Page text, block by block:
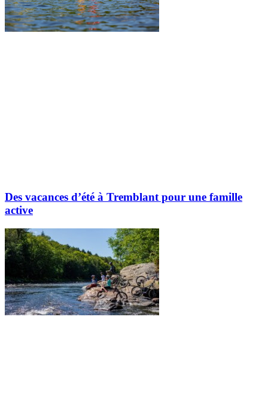
Des vacances d’été à Tremblant pour une famille
active